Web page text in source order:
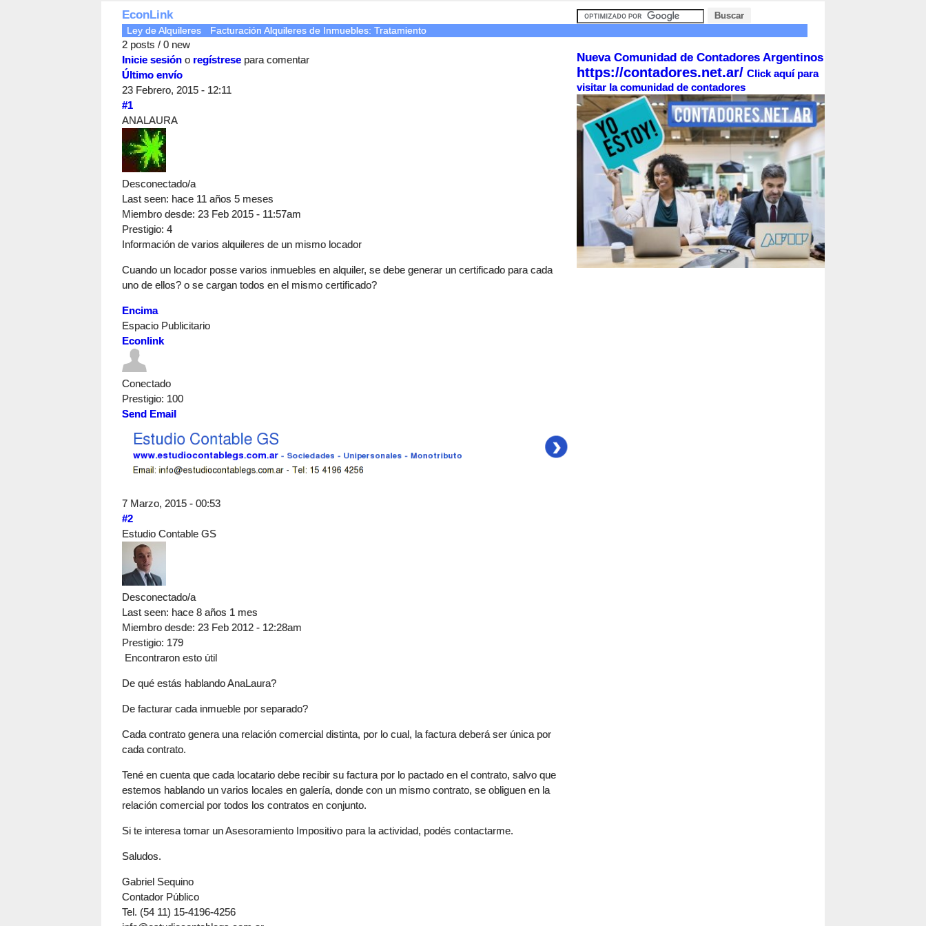
EconLink
Ley de Alquileres Facturación Alquileres de Inmuebles: Tratamiento
2 posts / 0 new
Inicie sesión o regístrese para comentar
Último envío
23 Febrero, 2015 - 12:11
#1
ANALAURA
Desconectado/a
Last seen: hace 11 años 5 meses
Miembro desde: 23 Feb 2015 - 11:57am
Prestigio: 4
Información de varios alquileres de un mismo locador
Cuando un locador posse varios inmuebles en alquiler, se debe generar un certificado para cada
uno de ellos? o se cargan todos en el mismo certificado?
Encima
Espacio Publicitario
Econlink
Conectado
Prestigio: 100
Send Email
7 Marzo, 2015 - 00:53
#2
Estudio Contable GS
Desconectado/a
Last seen: hace 8 años 1 mes
Miembro desde: 23 Feb 2012 - 12:28am
Prestigio: 179
Encontraron esto útil
De qué estás hablando AnaLaura?
De facturar cada inmueble por separado?
Cada contrato genera una relación comercial distinta, por lo cual, la factura deberá ser única por
cada contrato.
Tené en cuenta que cada locatario debe recibir su factura por lo pactado en el contrato, salvo que
estemos hablando un varios locales en galería, donde con un mismo contrato, se obliguen en la
relación comercial por todos los contratos en conjunto.
Si te interesa tomar un Asesoramiento Impositivo para la actividad, podés contactarme.
Saludos.
Gabriel Sequino
Contador Público
Tel. (54 11) 15-4196-4256
Nueva Comunidad de Contadores Argentinos
https://contadores.net.ar/ Click aquí para
visitar la comunidad de contadores